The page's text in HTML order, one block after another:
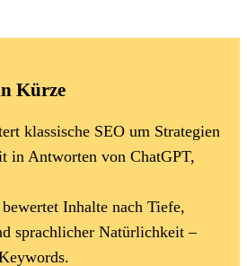
Kürze
klassische SEO um Strategien
in Antworten von ChatGPT,
Inhalte nach Tiefe,
sprachlicher Natürlichkeit –